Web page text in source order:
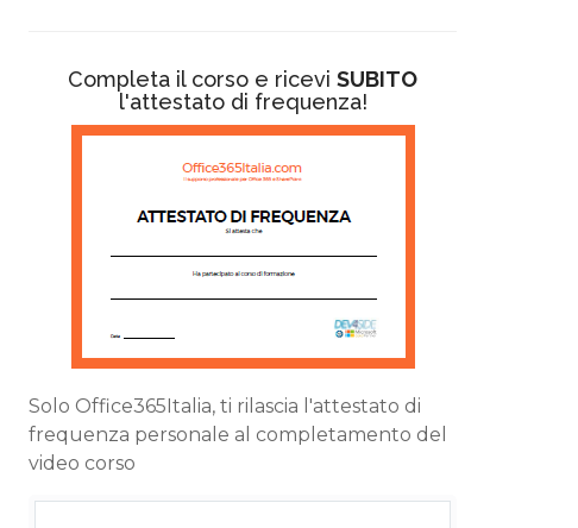
Completa il corso e ricevi SUBITO
l'attestato di frequenza!
Solo Office365Italia, ti rilascia l'attestato di
frequenza personale al completamento del
video corso